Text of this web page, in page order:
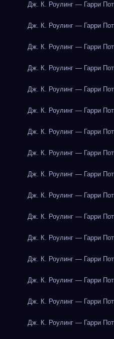
Дж. К. Роулинг — Гарри
Дж. К. Роулинг — Гарри
Дж. К. Роулинг — Гарри
Дж. К. Роулинг — Гарри
Дж. К. Роулинг — Гарри
Дж. К. Роулинг — Гарри
Дж. К. Роулинг — Гарри
Дж. К. Роулинг — Гарри
Дж. К. Роулинг — Гарри
Дж. К. Роулинг — Гарри
Дж. К. Роулинг — Гарри
Дж. К. Роулинг — Гарри
Дж. К. Роулинг — Гарри
Дж. К. Роулинг — Гарри
Дж. К. Роулинг — Гарри
Дж. К. Роулинг — Гарри